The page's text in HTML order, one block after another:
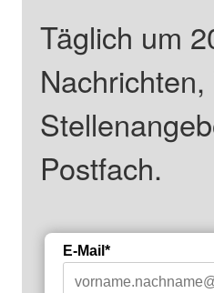
Täglich um
Postfach.
E-Mail*